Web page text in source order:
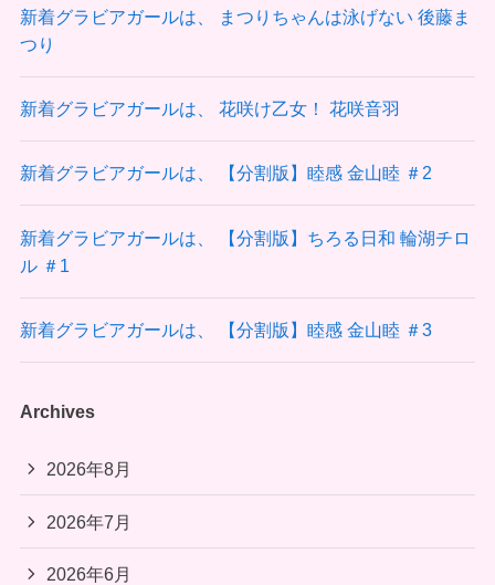
新着グラビアガールは、 まつりちゃんは泳げない 後藤ま
つり
新着グラビアガールは、 花咲け乙女！ 花咲音羽
新着グラビアガールは、 【分割版】睦感 金山睦 ＃2
新着グラビアガールは、 【分割版】ちろる日和 輪湖チロ
ル ＃1
新着グラビアガールは、 【分割版】睦感 金山睦 ＃3
Archives
2026年8月
2026年7月
2026年6月